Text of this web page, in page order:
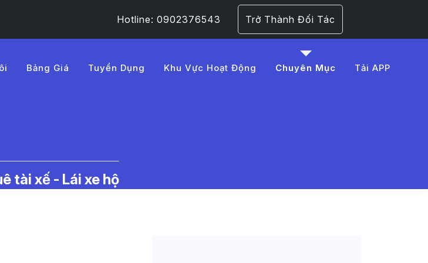
Hotline: 0902376543 Trở Thành Đối Tác
Bảng Giá Tuyển Dụng Khu Vực Hoạt Động Chuyên Mục Tải APP
tài xế - Lái xe hộ
-
Lái Xe Hộ | LMD - Trang 1​